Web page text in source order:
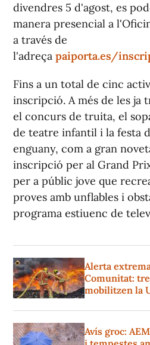
divendres 5 d'agost, es
manera presencial a
a través de
l'adreça paiporta.es/
Fins a un total de cinc
inscripció. A més de les ja
el concurs de truita, el
de teatre infantil i la festa
enguany, com a gran
inscripció per al Grand
per a públic jove que
proves amb unflables i
programa estiuenc de
Alerta
Comunitat:
mobilitzen la
Avís groc: